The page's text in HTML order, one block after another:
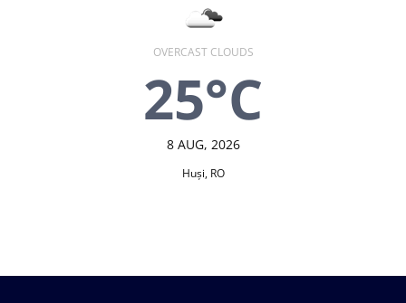
OVERCAST CLOUDS
25°C
8 AUG, 2026
Huşi, RO